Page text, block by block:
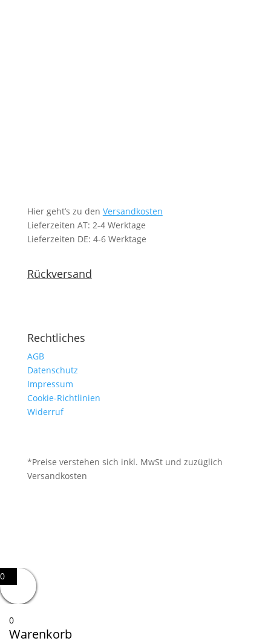
Hier geht’s zu den Versandkosten
Lieferzeiten AT: 2-4 Werktage
Lieferzeiten DE: 4-6 Werktage
Rückversand
Rechtliches
AGB
Datenschutz
Impressum
Cookie-Richtlinien
Widerruf
*Preise verstehen sich inkl. MwSt und zuzüglich
Versandkosten
0
0
Warenkorb